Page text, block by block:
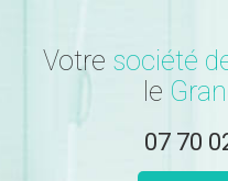
Votre société
le
07 70